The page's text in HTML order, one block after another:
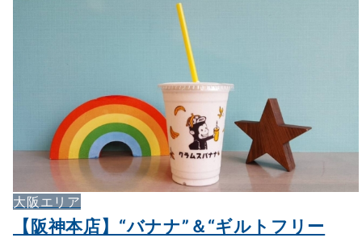
大阪エリア
【阪神本店】“バナナ”＆“ギルトフリー